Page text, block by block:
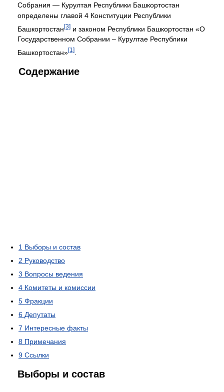
Собрания — Курултая Республики Башкортостан
определены главой 4 Конституции Республики
Башкортостан[3] и законом Республики Башкортостан «О
Государственном Собрании – Курултае Республики
Башкортостан»[1]
Содержание
1 Выборы и состав
2 Руководство
3 Вопросы ведения
4 Комитеты и комиссии
5 Фракции
6 Депутаты
7 Интересные факты
8 Примечания
9 Ссылки
Выборы и состав